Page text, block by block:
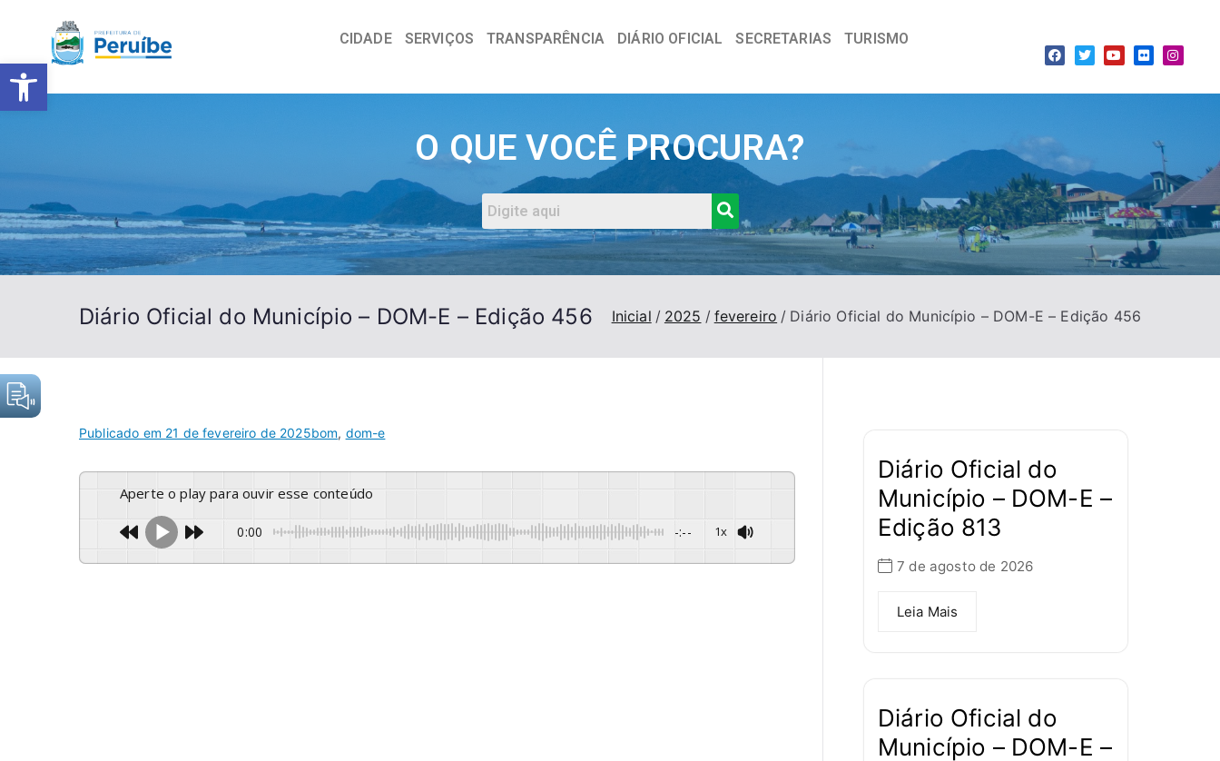
Barra de Ferramentas Aberta
CIDADE SERVIÇOS TRANSPARÊNCIA DIÁRIO OFICIAL SECRETARIAS TURISMO
O QUE VOCÊ PROCURA?
Diário Oficial do Município – DOM-E – Edição 456 Inicial 2025 fevereiro Diário Oficial do Município – DOM-E – Edição 456
Publicado em 21 de fevereiro de 2025bom, dom-e
Aperte o play para ouvir esse conteúdo
0:00 -:-- 1x
Diário Oficial do
Município – DOM-E –
Edição 813
7 de agosto de 2026
Leia Mais
Diário Oficial do
Município – DOM-E –